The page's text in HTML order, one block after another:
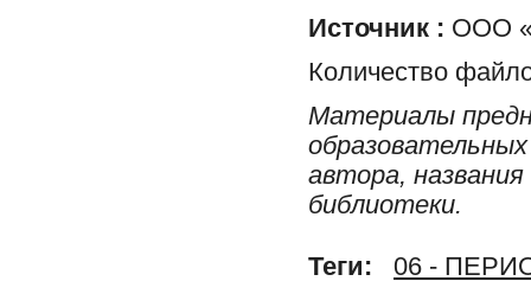
Источник : ООО
Количество
Материалы
автора,
библиотеки.
Теги:
06 -